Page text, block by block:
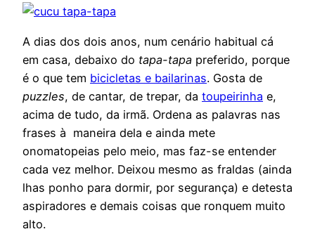
A dias dos dois anos, num cenário habitual cá
em casa, debaixo do tapa-tapa preferido, porque
é o que tem bicicletas e bailarinas. Gosta de
puzzles, de cantar, de trepar, da toupeirinha e,
acima de tudo, da irmã. Ordena as palavras nas
frases à maneira dela e ainda mete
onomatopeias pelo meio, mas faz-se entender
cada vez melhor. Deixou mesmo as fraldas (ainda
lhas ponho para dormir, por segurança) e detesta
aspiradores e demais coisas que ronquem muito
alto.